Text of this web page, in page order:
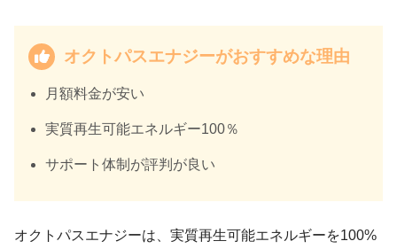
オクトパスエナジーがおすすめな理由
月額料金が安い
実質再生可能エネルギー100％
サポート体制が評判が良い
オクトパスエナジーは、実質再生可能エネルギーを100%